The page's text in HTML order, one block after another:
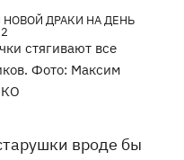
стягивают все
Фото: Максим
вроде бы